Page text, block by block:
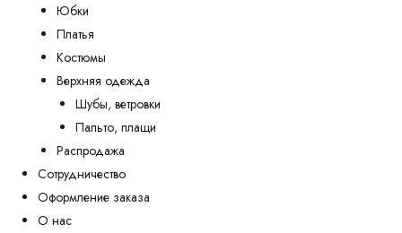
Юбки
Платья
Костюмы
Верхняя одежда
Шубы, ветровки
Пальто, плащи
Распродажа
Сотрудничество
Оформление заказа
О нас